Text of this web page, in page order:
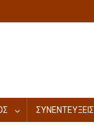
ΣΥΝΕΝΤΕΥΞΕΙΣ